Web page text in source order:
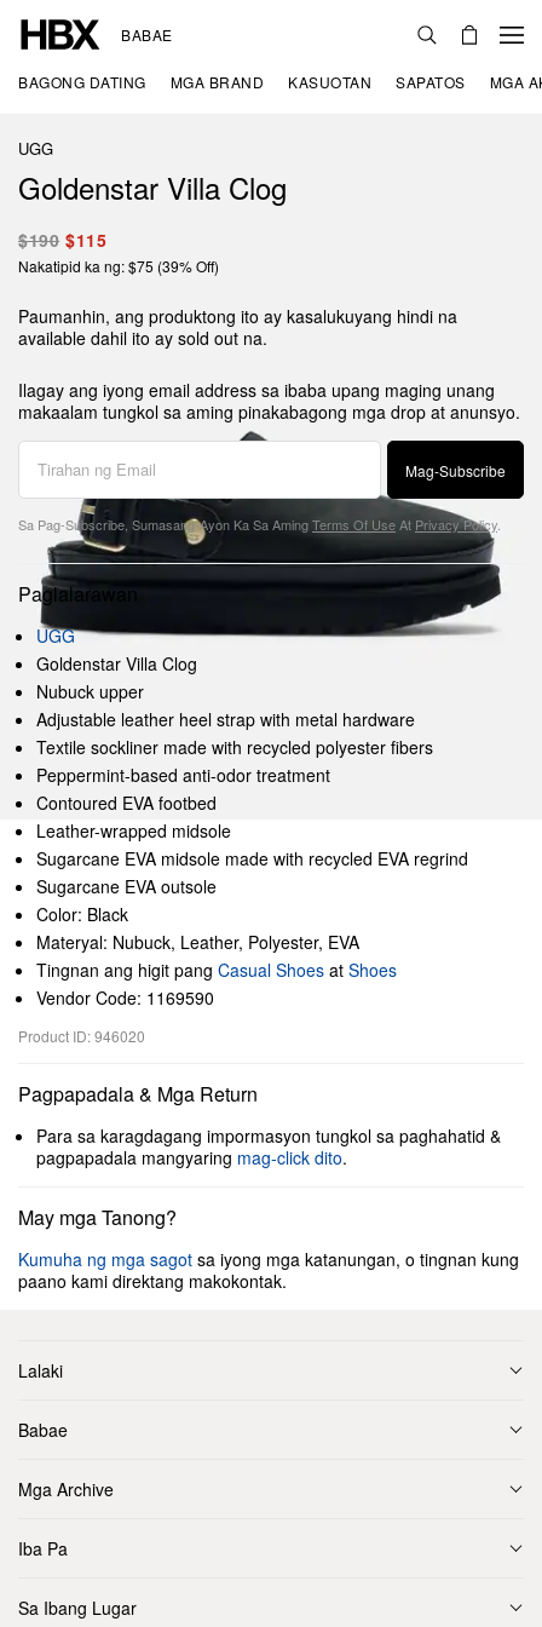
BABAE
BAGONG DATING MGA BRAND KASUOTAN SAPATOS MGA
UGG
Goldenstar Villa Clog
$190 $115
Nakatipid ka ng: $75 (39% Off)
Paumanhin, ang produktong ito ay kasalukuyang hindi na
available dahil ito ay sold out na.
Ilagay ang iyong email address sa ibaba upang maging unang
makaalam tungkol sa aming pinakabagong mga drop at anunsyo.
Mag-Subscribe
Sa Pag-Subscribe, Sumasang-Ayon Ka Sa AmingTerms Of Use At Privacy Policy
Paglalarawan
UGG
Goldenstar Villa Clog
Nubuck upper
Adjustable leather heel strap with metal hardware
Textile sockliner made with recycled polyester fibers
Peppermint-based anti-odor treatment
Contoured EVA footbed
Leather-wrapped midsole
Sugarcane EVA midsole made with recycled EVA regrind
Sugarcane EVA outsole
Color: Black
Materyal: Nubuck, Leather, Polyester, EVA
Tingnan ang higit pang Casual Shoes at Shoes
Vendor Code: 1169590
Product ID: 946020
Pagpapadala & Mga Return
Para sa karagdagang impormasyon tungkol sa paghahatid &
pagpapadala mangyaring mag-click dito.
May mga Tanong?
Kumuha ng mga sagot sa iyong mga katanungan, o tingnan kung
paano kami direktang makokontak.
Lalaki
Babae
Mga Archive
Iba Pa
Sa Ibang Lugar